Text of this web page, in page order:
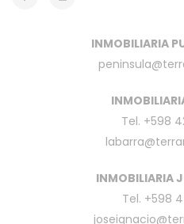
INMOBILIARIA
Tel. +598
INMOBILIARIA
Tel. +598